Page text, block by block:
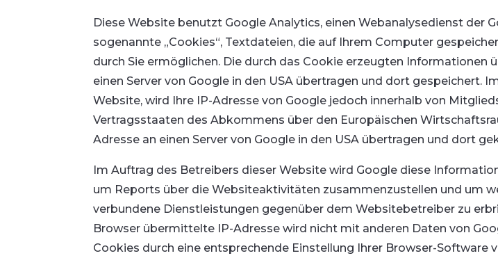
Diese Website benutzt Google Analytics, einen Webanalysedienst der
sogenannte „Cookies“, Textdateien, die auf Ihrem Computer
durch Sie ermöglichen. Die durch das Cookie erzeugten Informationen
einen Server von Google in den USA übertragen und dort gespeichert.
Website, wird Ihre IP-Adresse von Google jedoch innerhalb von
Vertragsstaaten des Abkommens über den Europäischen
Adresse an einen Server von Google in den USA übertragen und dort
Im Auftrag des Betreibers dieser Website wird Google diese
um Reports über die Websiteaktivitäten zusammenzustellen und um
verbundene Dienstleistungen gegenüber dem Websitebetreiber zu
Browser übermittelte IP-Adresse wird nicht mit anderen Daten von
Cookies durch eine entsprechende Einstellung Ihrer Browser-Software